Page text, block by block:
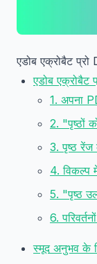
एडोब एक्रोबैट
एडोब एक्रोबैट
1. अपना
2. "पृष्ठों
3. पृष्ठ
4. विकल्प
5. "पृष्ठ
6.
स्मूद अनुभव के